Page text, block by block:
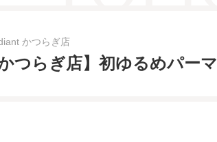
かつらぎ店
つらぎ店】初ゆるめパーマ